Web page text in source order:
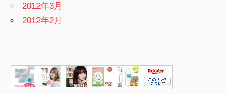
2012年3月
2012年2月